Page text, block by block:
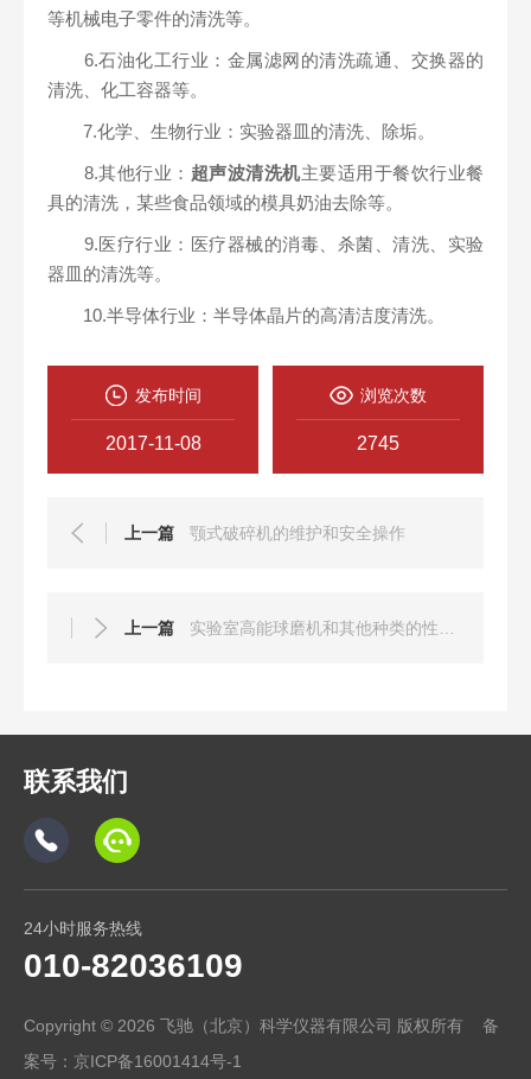
等机械电子零件的清洗等。
6.石油化工行业：金属滤网的清洗疏通、交换器的
清洗、化工容器等。
7.化学、生物行业：实验器皿的清洗、除垢。
8.其他行业： 超声波清洗机主要适用于餐饮行业餐
具的清洗，某些食品领域的模具奶油去除等。
9.医疗行业：医疗器械的消毒、杀菌、清洗、实验
器皿的清洗等。
10.半导体行业：半导体晶片的高清洁度清洗。
发布时间
2017-11-08
浏览次数
2745
上一篇 颚式破碎机的维护和安全操作
上一篇
联系我们
24小时服务热线
010-82036109
Copyright © 2026 飞驰（北京）科学仪器有限公司 版权所有 备
案号： 京ICP备16001414号-1